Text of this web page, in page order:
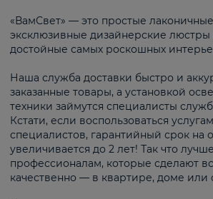
«ВамСвет» — это простые
эксклюзивные дизайнерские люстры
достойные самых роскошных
Наша служба доставки быстро и
заказанные товары, а установкой
техники займутся специалисты
Кстати, если воспользоваться
специалистов, гарантийный срок на
увеличивается до 2 лет! Так что
профессионалам, которые сделают
качественно — в квартире, доме или